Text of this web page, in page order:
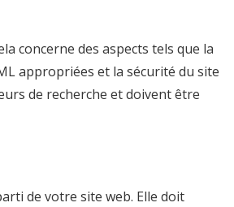
concerne des aspects tels que la
appropriées et la sécurité du site
de recherche et doivent être
de votre site web. Elle doit